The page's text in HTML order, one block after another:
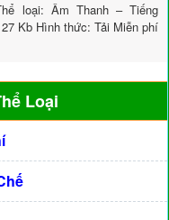
loại: Âm Thanh – Tiếng
Kb Hình thức: Tải Miễn phí
Loại